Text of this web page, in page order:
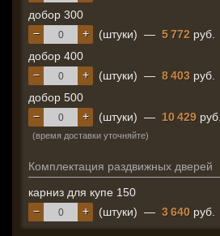
добор 300
+
− (штуки) — 5 772 руб.
добор 400
+
− (штуки) — 8 403 руб.
добор 500
+
− (штуки) — 10 429 руб.
(время доставки уточняйте)
Комплектация раздвижных дверей
карниз для купе 150
+
− (штуки) — 3 640 руб.